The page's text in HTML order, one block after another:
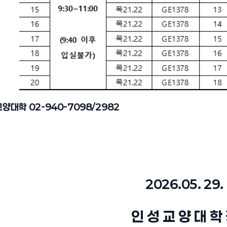
양대학 02-940-7098/2982
2026.05. 29.
인 성 교 양 대 학